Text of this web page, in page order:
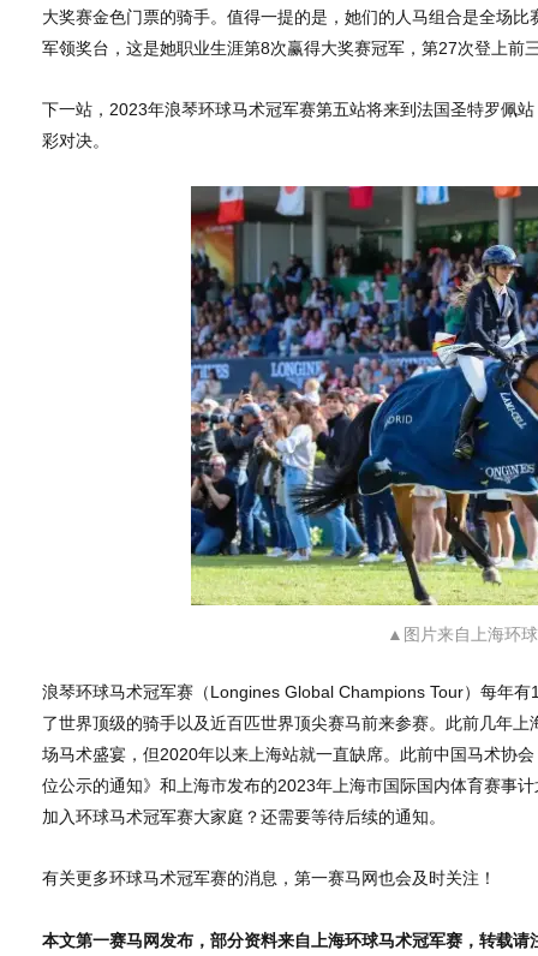
大奖赛金色门票的骑手。值得一提的是，她们的人马组合是全场
军领奖台，这是她职业生涯第8次赢得大奖赛冠军，第27次登上前
下一站，2023年浪琴环球马术冠军赛第五站将来到法国圣特罗佩
彩对决。
▲图片来自上海环
浪琴环球马术冠军赛（Longines Global Champions Tour）每年
了世界顶级的骑手以及近百匹世界顶尖赛马前来参赛。此前几年
场马术盛宴，但2020年以来上海站就一直缺席。此前中国马术协
位公示的通知》和上海市发布的2023年上海市国际国内体育赛事
加入环球马术冠军赛大家庭？还需要等待后续的通知。
有关更多环球马术冠军赛的消息，第一赛马网也会及时关注！
本文第一赛马网发布，部分资料来自上海环球马术冠军赛，转载请